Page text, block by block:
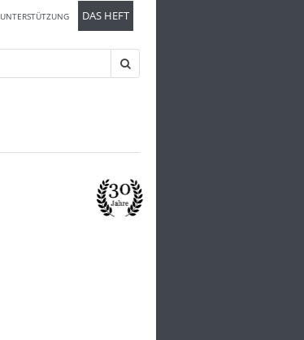
UNTERSTÜTZUNG DAS HEFT